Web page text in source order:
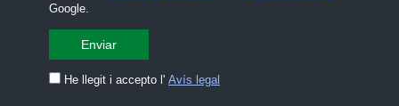
Google.
He llegit i accepto l' Avís legal